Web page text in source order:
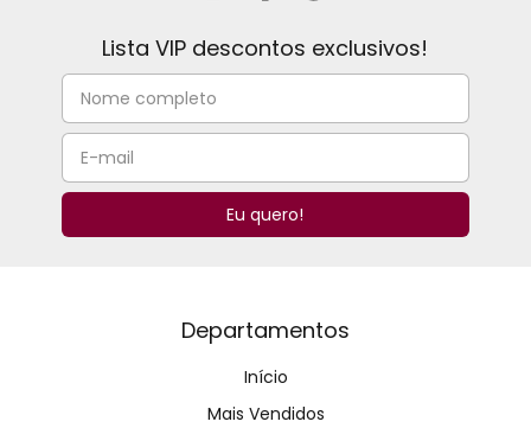
Lista VIP descontos exclusivos!
Departamentos
Início
Mais Vendidos